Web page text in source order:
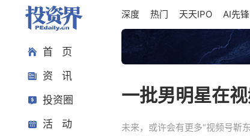
首 页
资 讯
投资圈
活 动
深度 热门 天天IPO AI先锋
一批男明星在
未来，或许会有更多“视频号靳